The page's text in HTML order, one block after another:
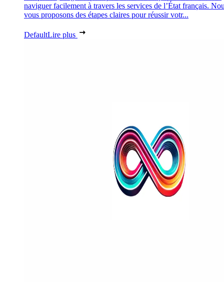
naviguer facilement à travers les services de l’État français.
vous proposons des étapes claires pour réussir votr...
DefaultLire plus